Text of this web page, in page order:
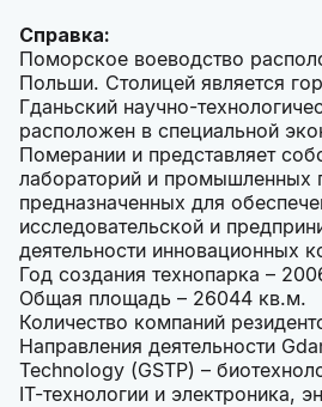
Справка:
Поморское воеводство
Польши. Столицей является
Гданьский научно-
расположен в специальной
Померании и представляет
лабораторий и промышленных
предназначенных для
исследовательской и
деятельности инновационных
Год создания технопарка –
Общая площадь – 26044 кв.м.
Количество компаний
Направления деятельности
Technology (GSTP) –
IT-технологии и электроника,